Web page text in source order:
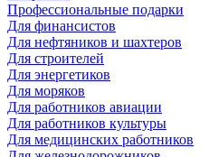
Профессиональные подарки
Для финансистов
Для нефтяников и шахтеров
Для строителей
Для энергетиков
Для моряков
Для работников авиации
Для работников культуры
Для медицинских работников